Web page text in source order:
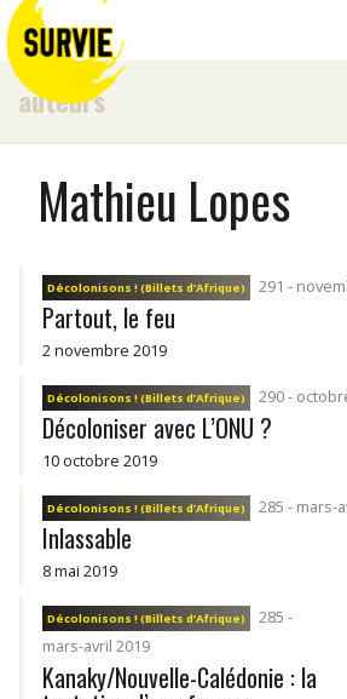
auteurs
Mathieu Lopes
Décolonisons ! (Billets d’Afrique) 291 -
Partout, le feu
2 novembre 2019
Décolonisons ! (Billets d’Afrique) 290 -
Décoloniser avec L’ONU ?
10 octobre 2019
Décolonisons ! (Billets d’Afrique) 285 - mars-
Inlassable
8 mai 2019
Décolonisons ! (Billets d’Afrique)
285 -
mars-avril 2019
Kanaky/Nouvelle-Calédonie : la